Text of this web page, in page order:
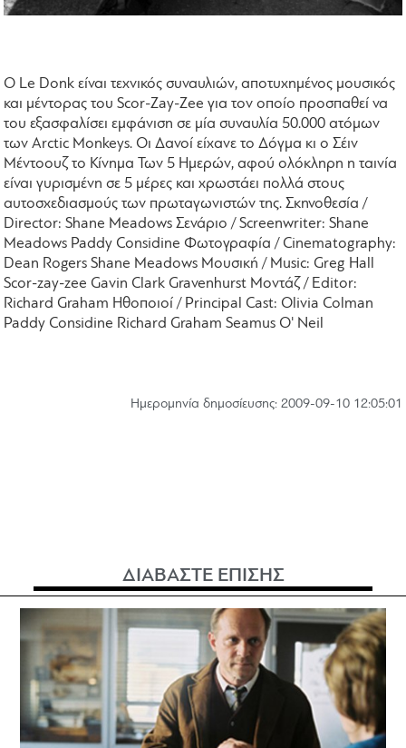
O Le Donk είναι τεχνικός συναυλιών, αποτυχημένος μουσικός
και μέντορας του Scor-Zay-Zee για τον οποίο προσπαθεί να
του εξασφαλίσει εμφάνιση σε μία συναυλία 50.000 ατόμων
των Arctic Monkeys. Οι Δανοί είχανε το Δόγμα κι ο Σέιν
Μέντοουζ το Κίνημα Των 5 Ημερών, αφού ολόκληρη η ταινία
είναι γυρισμένη σε 5 μέρες και χρωστάει πολλά στους
αυτοσχεδιασμούς των πρωταγωνιστών της. Σκηνοθεσία /
Director: Shane Meadows Σενάριο / Screenwriter: Shane
Meadows Paddy Considine Φωτογραφία / Cinematography:
Dean Rogers Shane Meadows Μουσική / Music: Greg Hall
Scor-zay-zee Gavin Clark Gravenhurst Μοντάζ / Editor:
Richard Graham Ηθοποιοί / Principal Cast: Olivia Colman
Paddy Considine Richard Graham Seamus O' Neil
Hμερομηνία δημοσίευσης: 2009-09-10 12:05:01
ΔΙΑΒΑΣΤΕ ΕΠΙΣΗΣ